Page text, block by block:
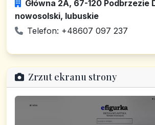
Główna 2A, 67-120 Podbrzezie
nowosolski, lubuskie
Telefon: +48607 097 237
Zrzut ekranu strony